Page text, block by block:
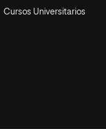
Cursos Universitarios